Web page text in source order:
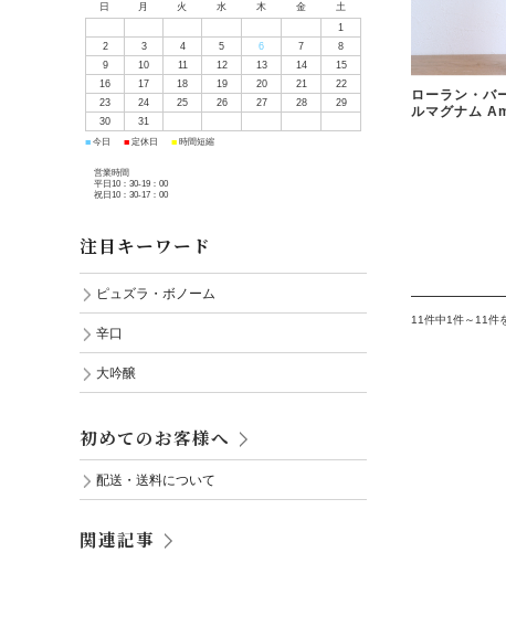
ローラン・バ
ルマグナム
11件中1件～11件
日 月 火 水 木 金
土
1
2
3 4 5 6 7
8
9
10 11 12 13 14
15
16
17 18 19 20 21
22
23
24 25 26 27 28
29
30
31
■ 今日 ■ 定休日 ■ 時間短縮
営業時間
平日10：30-19：00
祝日10：30-17：00
注目キーワード
ピュズラ・ボノーム
辛口
大吟醸
初めてのお客様へ
配送・送料について
関連記事